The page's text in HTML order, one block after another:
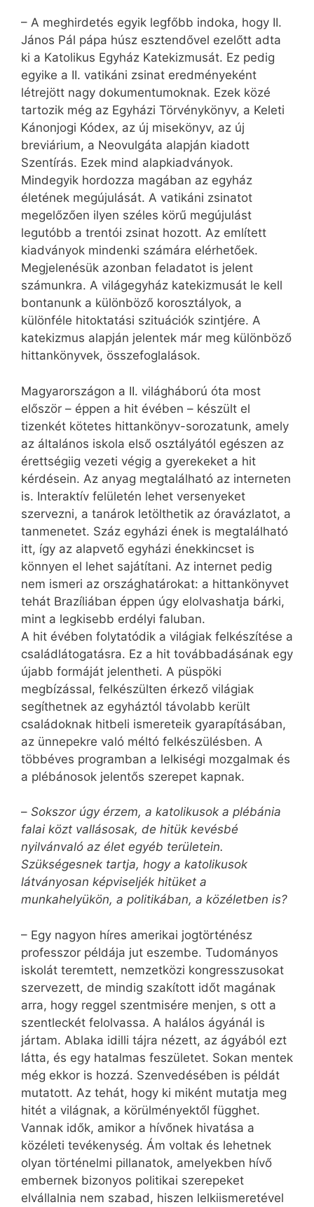
– A meghirdetés egyik legfőbb indoka, hogy II.
János Pál pápa húsz esztendővel ezelőtt adta
ki a Katolikus Egyház Katekizmusát. Ez pedig
egyike a II. vatikáni zsinat eredményeként
létrejött nagy dokumentumoknak. Ezek közé
tartozik még az Egyházi Törvénykönyv, a Keleti
Kánonjogi Kódex, az új misekönyv, az új
breviárium, a Neovulgáta alapján kiadott
Szentírás. Ezek mind alapkiadványok.
Mindegyik hordozza magában az egyház
életének megújulását. A vatikáni zsinatot
megelőzően ilyen széles körű megújulást
legutóbb a trentói zsinat hozott. Az említett
kiadványok mindenki számára elérhetőek.
Megjelenésük azonban feladatot is jelent
számunkra. A világegyház katekizmusát le kell
bontanunk a különböző korosztályok, a
különféle hitoktatási szituációk szintjére. A
katekizmus alapján jelentek már meg különböző
hittankönyvek, összefoglalások.
Magyarországon a II. világháború óta most
először – éppen a hit évében – készült el
tizenkét kötetes hittankönyv-sorozatunk, amely
az általános iskola első osztályától egészen az
érettségiig vezeti végig a gyerekeket a hit
kérdésein. Az anyag megtalálható az interneten
is. Interaktív felületén lehet versenyeket
szervezni, a tanárok letölthetik az óravázlatot, a
tanmenetet. Száz egyházi ének is megtalálható
itt, így az alapvető egyházi énekkincset is
könnyen el lehet sajátítani. Az internet pedig
nem ismeri az országhatárokat: a hittankönyvet
tehát Brazíliában éppen úgy elolvashatja bárki,
mint a legkisebb erdélyi faluban.
A hit évében folytatódik a világiak felkészítése a
családlátogatásra. Ez a hit továbbadásának egy
újabb formáját jelentheti. A püspöki
megbízással, felkészülten érkező világiak
segíthetnek az egyháztól távolabb került
családoknak hitbeli ismereteik gyarapításában,
az ünnepekre való méltó felkészülésben. A
többéves programban a lelkiségi mozgalmak és
a plébánosok jelentős szerepet kapnak.
– Sokszor úgy érzem, a katolikusok a plébánia
falai közt vallásosak, de hitük kevésbé
nyilvánvaló az élet egyéb területein.
Szükségesnek tartja, hogy a katolikusok
látványosan képviseljék hitüket a
munkahelyükön, a politikában, a közéletben is?
– Egy nagyon híres amerikai jogtörténész
professzor példája jut eszembe. Tudományos
iskolát teremtett, nemzetközi kongresszusokat
szervezett, de mindig szakított időt magának
arra, hogy reggel szentmisére menjen, s ott a
szentleckét felolvassa. A halálos ágyánál is
jártam. Ablaka idilli tájra nézett, az ágyából ezt
látta, és egy hatalmas feszületet. Sokan mentek
még ekkor is hozzá. Szenvedésében is példát
mutatott. Az tehát, hogy ki miként mutatja meg
hitét a világnak, a körülményektől függhet.
Vannak idők, amikor a hívőnek hivatása a
közéleti tevékenység. Ám voltak és lehetnek
olyan történelmi pillanatok, amelyekben hívő
embernek bizonyos politikai szerepeket
elvállalnia nem szabad, hiszen lelkiismeretével